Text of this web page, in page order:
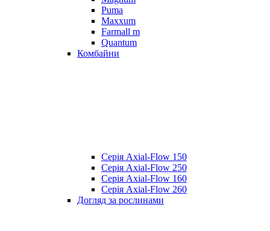
Puma
Maxxum
Farmall m
Quantum
Комбайни
Серія Axial-Flow 150
Серія Axial-Flow 250
Серія Axial-Flow 160
Серія Axial-Flow 260
Догляд за рослинами